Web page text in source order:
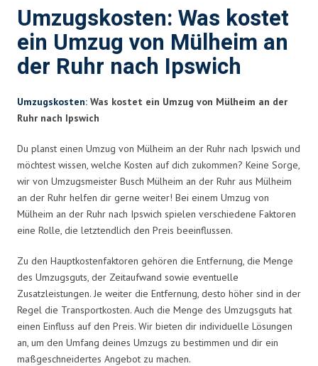
Umzugskosten: Was kostet
ein Umzug von Mülheim an
der Ruhr nach Ipswich
Umzugskosten: Was kostet ein Umzug von Mülheim an der
Ruhr nach Ipswich
Du planst einen Umzug von Mülheim an der Ruhr nach Ipswich und
möchtest wissen, welche Kosten auf dich zukommen? Keine Sorge,
wir von Umzugsmeister Busch Mülheim an der Ruhr aus Mülheim
an der Ruhr helfen dir gerne weiter! Bei einem Umzug von
Mülheim an der Ruhr nach Ipswich spielen verschiedene Faktoren
eine Rolle, die letztendlich den Preis beeinflussen.
Zu den Hauptkostenfaktoren gehören die Entfernung, die Menge
des Umzugsguts, der Zeitaufwand sowie eventuelle
Zusatzleistungen. Je weiter die Entfernung, desto höher sind in der
Regel die Transportkosten. Auch die Menge des Umzugsguts hat
einen Einfluss auf den Preis. Wir bieten dir individuelle Lösungen
an, um den Umfang deines Umzugs zu bestimmen und dir ein
maßgeschneidertes Angebot zu machen.